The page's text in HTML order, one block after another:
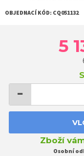
OBJEDNACÍ KÓD: CQ051132
5
−
Zboží
Osobní